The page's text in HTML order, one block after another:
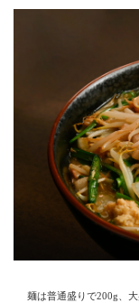
麺は普通盛りで200g、